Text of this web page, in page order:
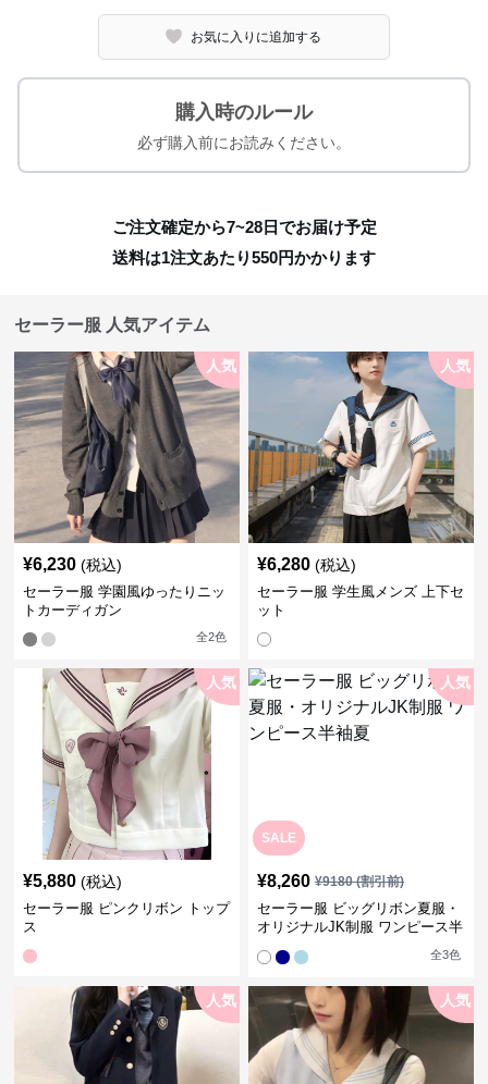
お気に入りに追加する
購入時のルール
必ず購入前にお読みください。
ご注文確定から7~28日でお届け予定
送料は1注文あたり550円かかります
セーラー服 人気アイテム
人気
¥6,230 (税込)
セーラー服 学園風ゆったりニッ
トカーディガン
全2色
人気
¥6,280 (税込)
セーラー服 学生風メンズ 上下セ
ット
人気
¥5,880 (税込)
セーラー服 ピンクリボン トップ
ス
SALE
人気
¥8,260 ¥9180(割引前)
セーラー服 ビッグリボン夏服・
オリジナルJK制服 ワンピース半
全3色
人気 人気